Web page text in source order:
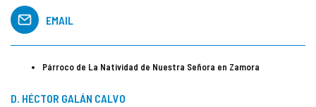
EMAIL
Párroco de La Natividad de Nuestra Señora en Zamora
D. HÉCTOR GALÁN CALVO